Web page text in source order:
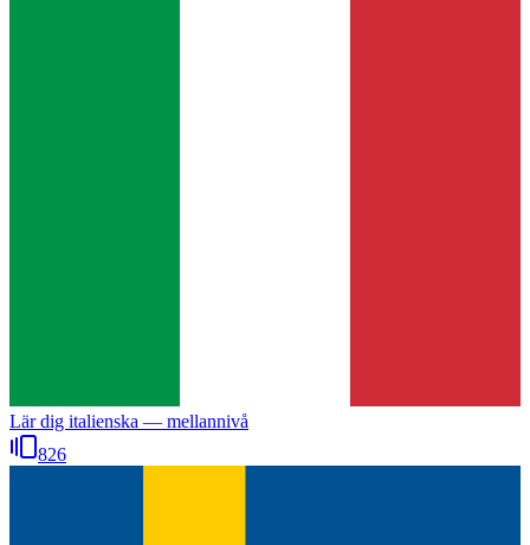
Lär dig italienska — mellannivå
826